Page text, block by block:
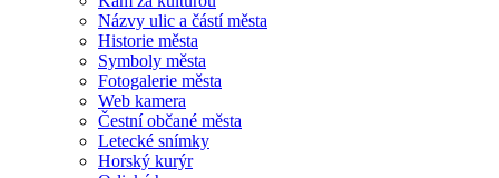
Názvy ulic a částí města
Historie města
Symboly města
Fotogalerie města
Web kamera
Čestní občané města
Letecké snímky
Horský kurýr